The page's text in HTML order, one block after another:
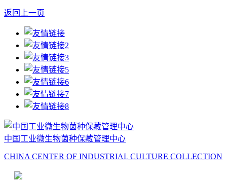
返回上一页
中国工业微生物菌种保藏管理中心
CHINA CENTER OF INDUSTRIAL CULTURE COLLECTION